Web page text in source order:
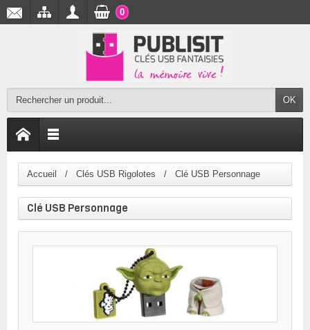
OK
0
Accueil Clés USB Rigolotes Clé USB Personnage
Clé USB Personnage